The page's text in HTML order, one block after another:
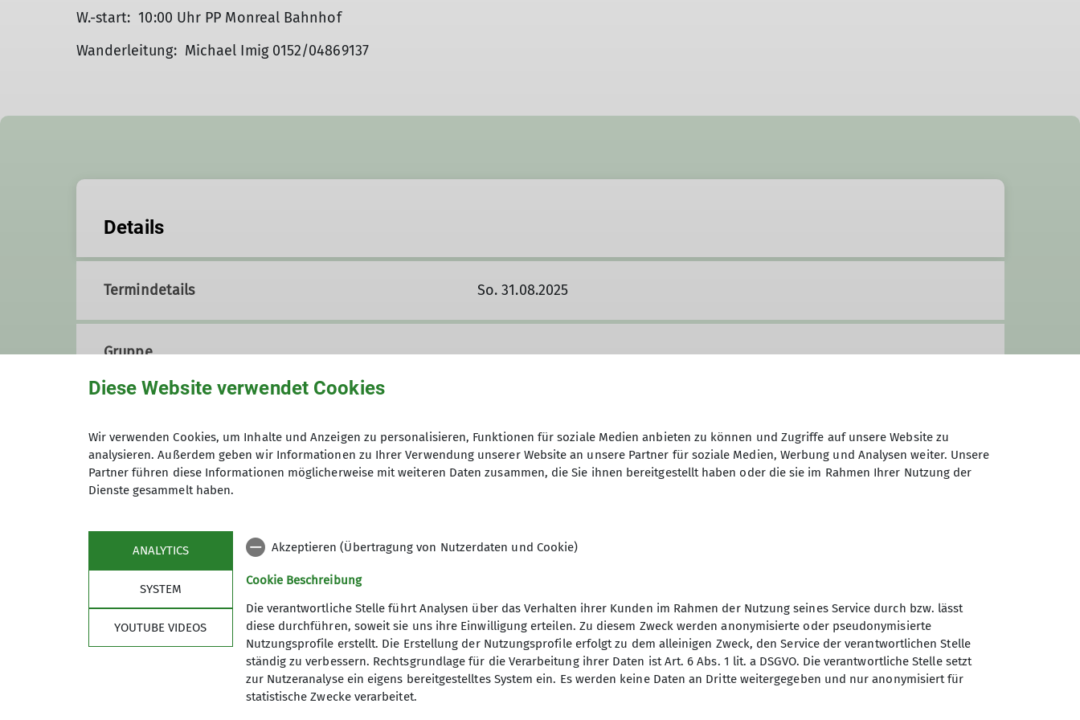
W.-start: 10:00 Uhr PP Monreal Bahnhof
Wanderleitung: Michael Imig 0152/04869137
Details
Termindetails So. 31.08.2025
Gruppe
Wir sind eine Gruppe von Wanderfreund*innen, die ihre Freizeit mit Tageswanderungen im Umkreis bis etwa 100 km um
Einzelheiten zur Wanderung können bei der jeweiligen Wanderleitung erfragt werden.
Wichtige Hinweise:
Rechtzeitige Anmeldung bei der Wanderleitung ist erforderlich - spätestens 2 Tage vor dem Termin.
Gäste sind herzlich willkommen, müssen aber den Anforderungen der Wanderung gewachsen sein. Nach dreimaligem
Mitwandern ist die Mitgliedschaft im DAV zu erwerben.
Die Teilnahme an allen Veranstaltungen erfolgt auf eigenes Risiko. Im Schadensfall jeder Art können Haftungsansprüche,
soweit sie nicht durch die Pauschalversicherung des DAV gedeckt sind, gegenüber dem Verein oder den von ihm
beauftragten Personen nicht geltend gemacht werden.
Programm
Vorträge
DAV
Sektion Koblenz des
Deutschen Alpenvereins e.V.
Kolonnenweg 7
Diese Website verwendet Cookies
Wir verwenden Cookies, um Inhalte und Anzeigen zu personalisieren, Funktionen für soziale Medien anbieten zu können und Zugriffe auf unsere Website zu
analysieren. Außerdem geben wir Informationen zu Ihrer Verwendung unserer Website an unsere Partner für soziale Medien, Werbung und Analysen weiter. Unsere
Partner führen diese Informationen möglicherweise mit weiteren Daten zusammen, die Sie ihnen bereitgestellt haben oder die sie im Rahmen Ihrer Nutzung der
Dienste gesammelt haben.
ANALYTICS
SYSTEM
YOUTUBE VIDEOS
Akzeptieren (Übertragung von Nutzerdaten und Cookie)
Cookie Beschreibung
Die verantwortliche Stelle führt Analysen über das Verhalten ihrer Kunden im Rahmen der Nutzung seines Service durch bzw. lässt
diese durchführen, soweit sie uns ihre Einwilligung erteilen. Zu diesem Zweck werden anonymisierte oder pseudonymisierte
Nutzungsprofile erstellt. Die Erstellung der Nutzungsprofile erfolgt zu dem alleinigen Zweck, den Service der verantwortlichen Stelle
ständig zu verbessern. Rechtsgrundlage für die Verarbeitung ihrer Daten ist Art. 6 Abs. 1 lit. a DSGVO. Die verantwortliche Stelle setzt
zur Nutzeranalyse ein eigens bereitgestelltes System ein. Es werden keine Daten an Dritte weitergegeben und nur anonymisiert für
statistische Zwecke verarbeitet.